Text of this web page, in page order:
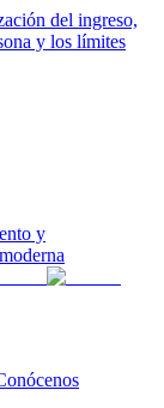
del ingreso,
y los límites
y